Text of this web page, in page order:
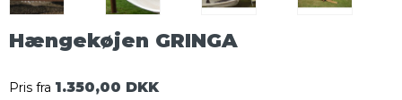
Hængekøjen GRINGA
Pris fra 1.350,00 DKK